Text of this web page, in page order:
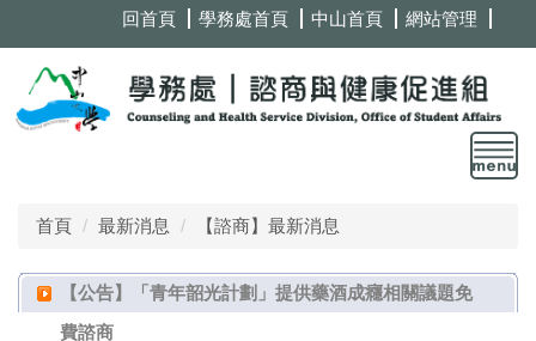
到
內
回首頁 學務處首頁 中山首頁 網站管理
首頁 最新消息 【諮商】最新消息
【公告】「青年韶光計劃」提供藥酒成癮相關議題免
費諮商